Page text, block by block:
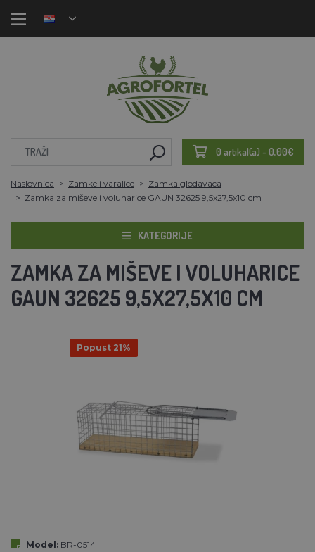
0 artikal(a) - 0,00€
Naslovnica Zamke i varalice
Zamka glodavaca
Zamka za miševe i voluharice GAUN 32625 9,5x27,5x10 cm
KATEGORIJE
ZAMKA ZA MIŠEVE I VOLUHARICE
GAUN 32625 9,5X27,5X10 CM
Popust 21%
Model: BR-0514